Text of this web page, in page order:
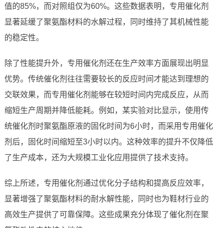
值的85%，而对照组仅为60%。这些数据表明，专用催化剂
显著延缓了聚氨酯材料的水解过程，同时维持了其机械性能
的稳定性。
除了性能提升外，专用催化剂还在生产效率方面展现出明显
优势。传统催化剂往往需要较长的反应时间才能达到理想的
交联效果，而专用催化剂能够在较短时间内完成反应，从而
缩短生产周期并降低能耗。例如，某实验对比显示，使用传
统催化剂时聚氨酯原液的固化时间为6小时，而采用专用催化
剂后，固化时间缩短至3小时以内。这种效率的提升不仅降低
了生产成本，还为大规模工业化应用提供了技术支持。
综上所述，专用催化剂通过优化分子结构和提高反应效率，
显著增强了聚氨酯材料的耐水解性能，同时也为鞋材行业的
高效生产提供了可靠保障。这些成果充分体现了催化剂在聚